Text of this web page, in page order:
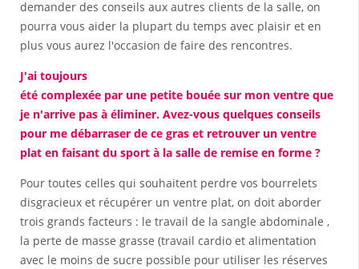
demander des conseils aux autres clients de la salle, on
pourra vous aider la plupart du temps avec plaisir et en
plus vous aurez l'occasion de faire des rencontres.
J'ai toujours
été complexée par une petite bouée sur mon ventre que
je n'arrive pas à éliminer. Avez-vous quelques conseils
pour me débarraser de ce gras et retrouver un ventre
plat en faisant du sport à la salle de remise en forme ?
Pour toutes celles qui souhaitent perdre vos bourrelets
disgracieux et récupérer un ventre plat, on doit aborder
trois grands facteurs : le travail de la sangle abdominale ,
la perte de masse grasse (travail cardio et alimentation
avec le moins de sucre possible pour utiliser les réserves